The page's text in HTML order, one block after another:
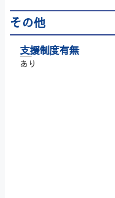
その他
支援制度有無
あり